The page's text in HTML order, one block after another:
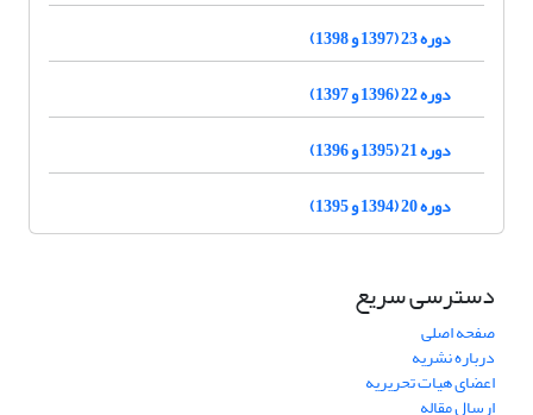
دوره 23 (1397 و 1398)
دوره 22 (1396 و 1397)
دوره 21 (1395 و 1396)
دوره 20 (1394 و 1395)
دسترسی سریع
صفحه اصلی
درباره نشریه
اعضای هیات تحریریه
ارسال مقاله